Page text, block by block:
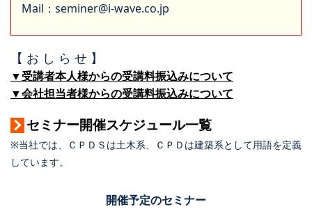
Mail：seminer@i-wave.co.jp
【 お し ら せ 】
▼受講者本人様からの受講料振込みについて
▼会社担当者様からの受講料振込みについて
セミナー開催スケジュール一覧
※当社では、ＣＰＤＳは土木系、ＣＰＤは建築系として用語を定義
しています。
開催予定のセミナー